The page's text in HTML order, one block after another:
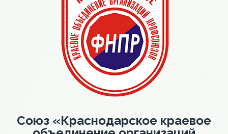
Союз «Краснодарское краевое